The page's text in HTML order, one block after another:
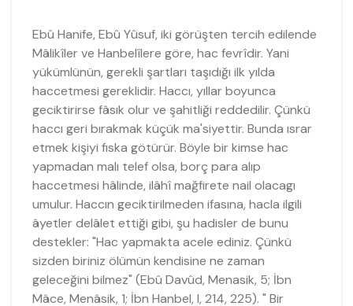
Ebû Hanife, Ebû Yûsuf, iki görüşten tercih edilende
Mâlikîler ve Hanbelîlere göre, hac fevrîdir. Yani
yükümlünün, gerekli şartları taşıdığı ilk yılda
haccetmesi gereklidir. Haccı, yıllar boyunca
geciktirirse fâsık olur ve şahitliği reddedilir. Çünkü
haccı geri bırakmak küçük ma'siyettir. Bunda ısrar
etmek kişiyi fıska götürür. Böyle bir kimse hac
yapmadan malı telef olsa, borç para alıp
haccetmesi hâlinde, ilâhî mağfirete nail olacagı
umulur. Haccın geciktirilmeden ifasına, hacla ilgili
âyetler delâlet ettiği gibi, şu hadisler de bunu
destekler: "Hac yapmakta acele ediniz. Çünkü
sizden biriniz ölümün kendisine ne zaman
geleceğini bilmez" (Ebû Davûd, Menasik, 5; İbn
Mâce, Menâsik, 1; İbn Hanbel, I, 214, 225). " Bir